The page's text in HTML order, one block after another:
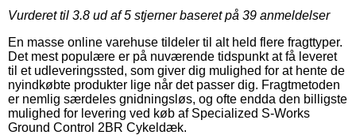
Vurderet til 3.8 ud af 5 stjerner baseret på 39 anmeldelser
En masse online varehuse tildeler til alt held flere fragttyper.
Det mest populære er på nuværende tidspunkt at få leveret
til et udleveringssted, som giver dig mulighed for at hente de
nyindkøbte produkter lige når det passer dig. Fragtmetoden
er nemlig særdeles gnidningsløs, og ofte endda den billigste
mulighed for levering ved køb af Specialized S-Works
Ground Control 2BR Cykeldæk.